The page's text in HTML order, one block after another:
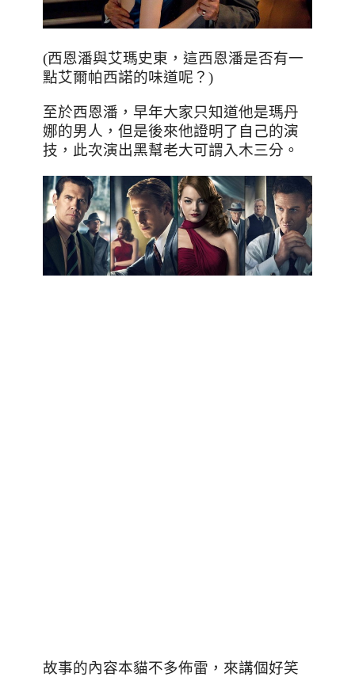
(西恩潘與艾瑪史東，這西恩潘是否有一
點艾爾帕西諾的味道呢？)
至於西恩潘，早年大家只知道他是瑪丹
娜的男人，但是後來他證明了自己的演
技，此次演出黑幫老大可謂入木三分。
故事的內容本貓不多佈雷，來講個好笑